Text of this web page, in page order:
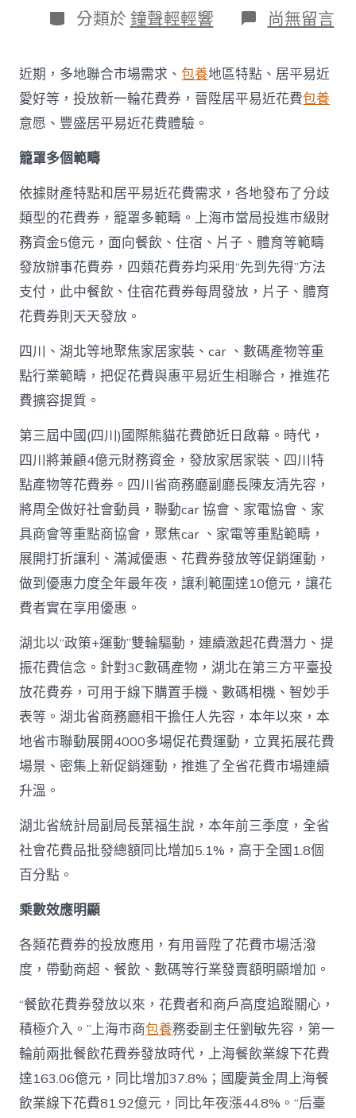
日
期
分
類
分類於 鐘聲輕輕響 在
〈多
派
發
新
真
金
查
包
養
網
站
白
滅
花
費
_
中
國
網〉
中
尚無留言
近期，多地聯合市場需求、包養地區特點、居平易近
愛好等，投放新一輪花費券，晉陞居平易近花費包養
意愿、豐盛居平易近花費體驗。
籠罩多個範疇
依據財產特點和居平易近花費需求，各地發布了分歧
類型的花費券，籠罩多範疇。上海市當局投進市級財
務資金5億元，面向餐飲、住宿、片子、體育等範疇
發放辦事花費券，四類花費券均采用“先到先得”方法
支付，此中餐飲、住宿花費券每周發放，片子、體育
花費券則天天發放。
四川、湖北等地聚焦家居家裝、car 、數碼產物等重
點行業範疇，把促花費與惠平易近生相聯合，推進花
費擴容提質。
第三屆中國(四川)國際熊貓花費節近日啟幕。時代，
四川將兼顧4億元財務資金，發放家居家裝、四川特
點產物等花費券。四川省商務廳副廳長陳友清先容，
將周全做好社會動員，聯動car 協會、家電協會、家
具商會等重點商協會，聚焦car 、家電等重點範疇，
展開打折讓利、滿減優惠、花費券發放等促銷運動，
做到優惠力度全年最年夜，讓利範圍達10億元，讓花
費者實在享用優惠。
湖北以“政策+運動”雙輪驅動，連續激起花費潛力、提
振花費信念。針對3C數碼產物，湖北在第三方平臺投
放花費券，可用于線下購置手機、數碼相機、智妙手
表等。湖北省商務廳相干擔任人先容，本年以來，本
地省市聯動展開4000多場促花費運動，立異拓展花費
場景、密集上新促銷運動，推進了全省花費市場連續
升溫。
湖北省統計局副局長葉福生說，本年前三季度，全省
社會花費品批發總額同比增加5.1%，高于全國1.8個
百分點。
乘數效應明顯
各類花費券的投放應用，有用晉陞了花費市場活潑
度，帶動商超、餐飲、數碼等行業發賣額明顯增加。
“餐飲花費券發放以來，花費者和商戶高度追蹤關心，
積極介入。”上海市商包養務委副主任劉敏先容，第一
輪前兩批餐飲花費券發放時代，上海餐飲業線下花費
達163.06億元，同比增加37.8%；國慶黃金周上海餐
飲業線下花費81.92億元，同比年夜漲44.8%。“后臺